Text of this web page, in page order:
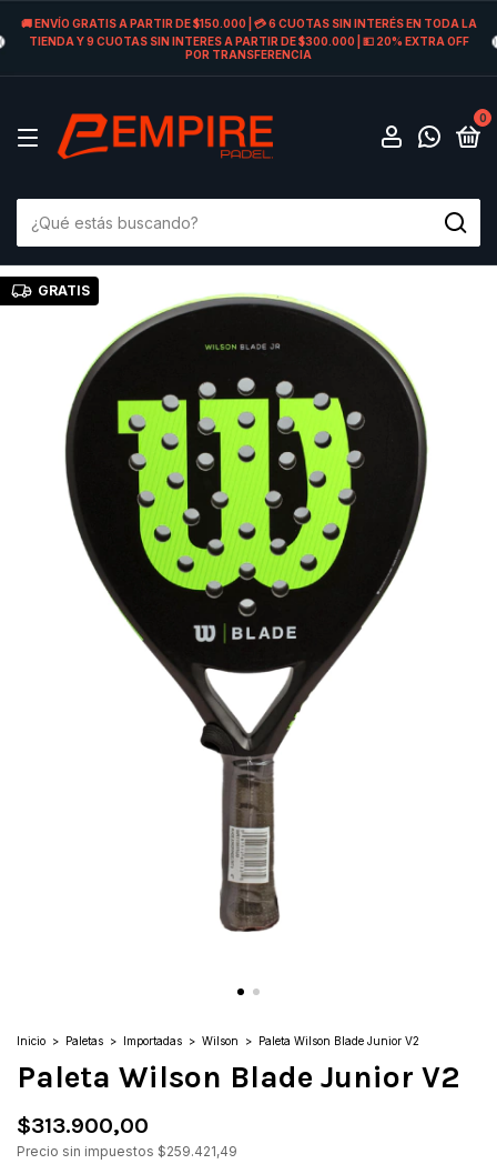
🚚 ENVÍO GRATIS A PARTIR DE $150.000 | 💳 6 CUOTAS SIN INTERÉS EN TODA LA
TIENDA Y 9 CUOTAS SIN INTERES A PARTIR DE $300.000 | 💵 20% EXTRA OFF
POR TRANSFERENCIA
0
GRATIS
Inicio > Paletas > Importadas > Wilson > Paleta Wilson Blade Junior V2
Paleta Wilson Blade Junior V2
$313.900,00
Precio sin impuestos $259.421,49